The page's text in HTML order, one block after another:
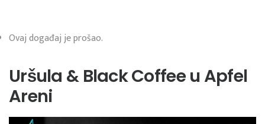
Ovaj događaj je prošao.
Uršula & Black Coffee u Apfel
Areni